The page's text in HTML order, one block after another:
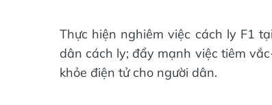
Thực hiện nghiêm việc cách ly F1
dân cách ly; đẩy mạnh việc tiêm
khỏe điện tử cho người dân.